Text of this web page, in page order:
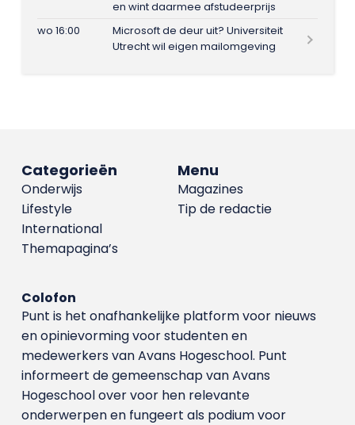
en wint daarmee afstudeerprijs
wo 16:00
Microsoft de deur uit? Universiteit
Utrecht wil eigen mailomgeving
Menu
Magazines
Tip de redactie
Categorieën
Onderwijs
Lifestyle
International
Themapagina’s
Colofon
Punt is het onafhankelijke platform voor nieuws
en opinievorming voor studenten en
medewerkers van Avans Hoge­school. Punt
informeert de gemeenschap van Avans
Hogeschool over voor hen relevante
onderwerpen en fungeert als podium voor